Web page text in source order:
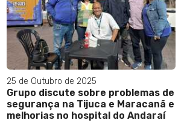
25 de Outubro de 2025
Grupo discute sobre problemas de
segurança na Tijuca e Maracanã e
melhorias no hospital do Andaraí